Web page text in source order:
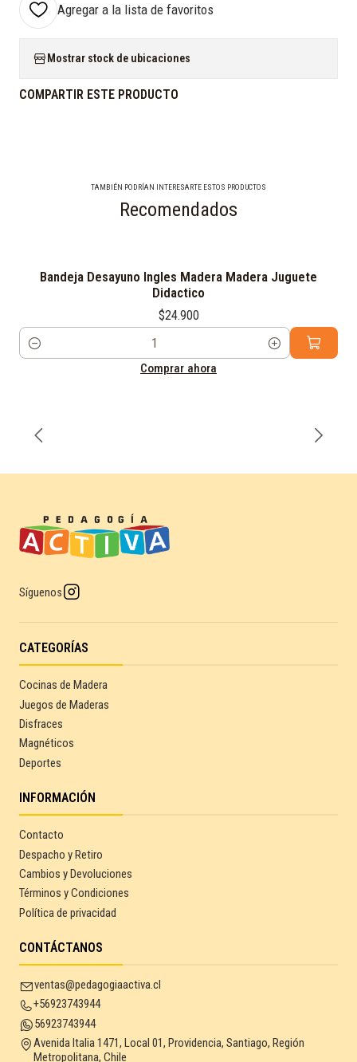
Agregar a la lista de favoritos
Mostrar stock de ubicaciones
COMPARTIR ESTE PRODUCTO
TAMBIÉN PODRÍAN INTERESARTE ESTOS PRODUCTOS
Recomendados
Bandeja Desayuno Ingles Madera Madera Juguete
Didactico
$24.900
Cantidad
Comprar ahora
Síguenos
CATEGORÍAS
Cocinas de Madera
Juegos de Maderas
Disfraces
Magnéticos
Deportes
INFORMACIÓN
Contacto
Despacho y Retiro
Cambios y Devoluciones
Términos y Condiciones
Política de privacidad
CONTÁCTANOS
ventas@pedagogiaactiva.cl
+56923743944
56923743944
Avenida Italia 1471, Local 01, Providencia, Santiago, Región
Metropolitana, Chile